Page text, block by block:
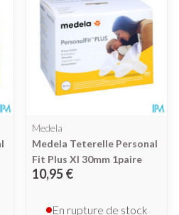
Medela
Medela Teterelle Personal
Fit Plus Xl 30mm 1paire
10,95 €
En rupture de stock